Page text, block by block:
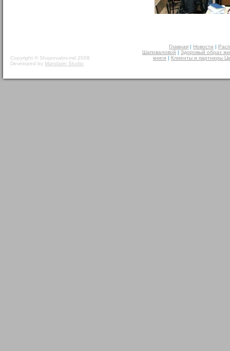
Copyright © Shapovalov.md 2008
Developed by Mandarin Studio
Главная | Новости |
Шаповаловой | Здоровый образ
книги | Клиенты и партнеры